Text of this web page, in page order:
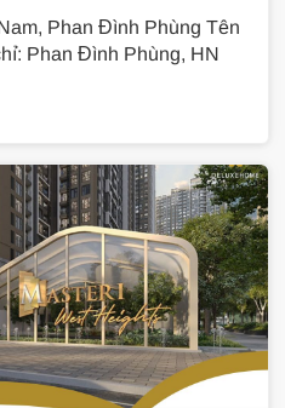
Phan Đình Phùng Tên
Phan Đình Phùng, HN